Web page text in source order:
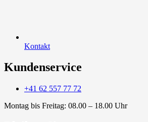
Kontakt
Kundenservice
+41 62 557 77 72
Montag bis Freitag: 08.00 – 18.00 Uhr